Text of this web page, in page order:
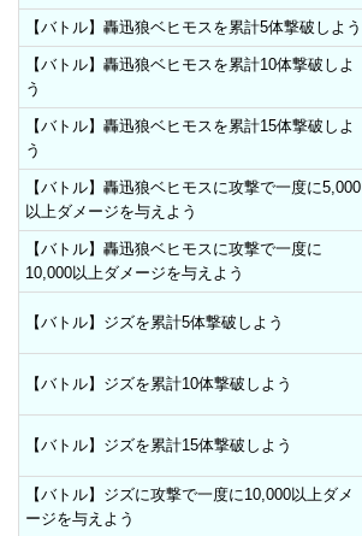
【バトル】轟迅狼ベヒモスを累計5体撃破しよう
【バトル】轟迅狼ベヒモスを累計10体撃破しよ
う
【バトル】轟迅狼ベヒモスを累計15体撃破しよ
う
【バトル】轟迅狼ベヒモスに攻撃で一度に5,000
以上ダメージを与えよう
【バトル】轟迅狼ベヒモスに攻撃で一度に
10,000以上ダメージを与えよう
【バトル】ジズを累計5体撃破しよう
【バトル】ジズを累計10体撃破しよう
【バトル】ジズを累計15体撃破しよう
【バトル】ジズに攻撃で一度に10,000以上ダメ
ージを与えよう